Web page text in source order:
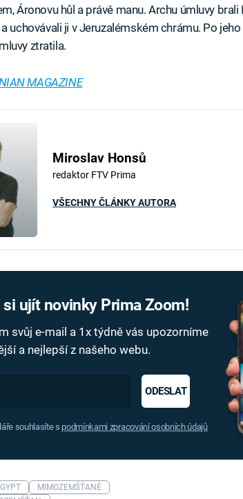
Áronovu hůl a právě manu. Archu úmluvy
uchovávali ji v Jeruzalémském chrámu. Po
ztratila.
MAGAZINE
Miroslav Honsů
redaktor FTV Prima
VŠECHNY ČLÁNKY AUTORA
si ujít novinky Prima Zoom!
svůj e-mail a 1x týdně vás upozorníme
a nejlepší z našeho webu.
ODESLAT
souhlasíte s podmínkami zpracování osobních údajů
MIMOZEMŠŤANÉ